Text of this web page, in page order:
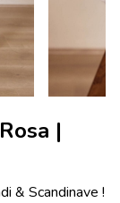
|
& Scandinave !